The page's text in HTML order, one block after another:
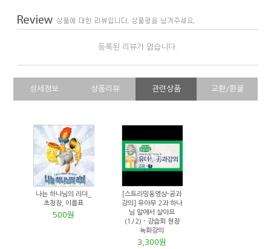
등록된 리뷰가 없습니다.
상세정보 상품리뷰 관련상품 교환/환불
나는 하나님의 리더_
초청장, 이름표
500원
[스트리밍동영상-공과
강의] 유아부 2과 하나
님 앞에서 살아요
(1/2) - 강습회 현장
녹화강의
3,300원